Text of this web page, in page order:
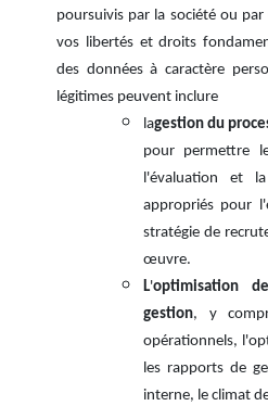
poursuivis par la société ou
vos libertés et droits
des données à caractère
légitimes peuvent inclure
lagestion du
pour permettre
l'évaluation et
appropriés pour
stratégie de
œuvre.
L'optimisation
gestion, y
opérationnels,
les rapports de
interne, le climat